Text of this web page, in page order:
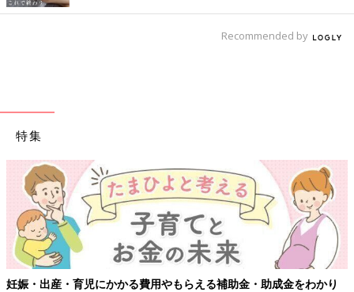
Recommended by
特集
妊娠・出産・育児にかかる費用やもらえる補助金・助成金をわかり